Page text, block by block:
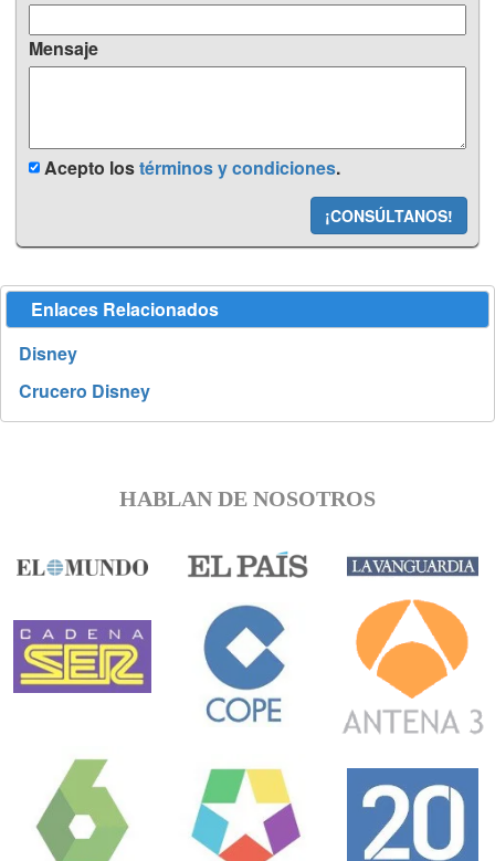
Mensaje
Acepto lostérminos y condiciones.
¡CONSÚLTANOS!
Enlaces Relacionados
Disney
Crucero Disney
HABLAN DE NOSOTROS